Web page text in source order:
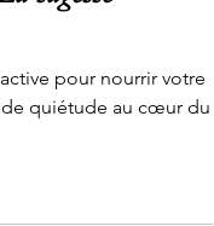
pour nourrir votre
quiétude au cœur du